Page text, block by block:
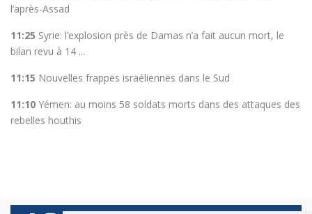
l’après-Assad
11:25 Syrie: l’explosion près de Damas n’a fait aucun mort, le
bilan revu à 14 ...
11:15 Nouvelles frappes israéliennes dans le Sud
11:10 Yémen: au moins 58 soldats morts dans des attaques des
rebelles houthis